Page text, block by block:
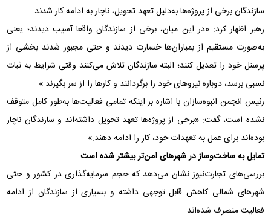
سازندگان برخی از پروژه‌ها به‌دلیل تعهد تحویل، ناچار به ادامه کار شدند
رهبر اظهار کرد: «در این میان، برخی از سازندگان واقعا آسیب دیدند؛ یعنی
به‌صورت مستقیم از بمباران‌ها خسارت دیدند و حتی مجبور شدند بخشی از
پرسنل خود را تعدیل کنند؛ البته سازندگان تلاش می‌کنند وقتی شرایط به ثبات
نسبی برسد، دوباره نیروهای خود را برگردانند و کارها را از سر بگیرند.»
رئیس انجمن انبوه‌سازان با اشاره بر اینکه تمامی فعالیت‌ها به‌طور کامل متوقف
نشده است، گفت: «برخی از پروژه‌ها تعهد تحویل داشته‌اند و سازندگان ناچار
بوده‌اند برای عمل به تعهدات خود، کار را ادامه دهند.»
تمایل به ساخت‌وساز در شهرهای امن‌تر بیشتر شده است
بررسی‌های تجارت‌نیوز نشان می‌دهد که حجم سرمایه‌گذاری در کشور و حتی
شهرهای شمالی کاهش قابل توجهی داشته و بسیاری از سازندگان از ادامه
فعالیت منصرف شده‌اند.